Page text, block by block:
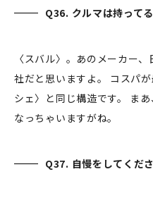
Q36. クルマは持って
〈スバル〉。あのメーカー
社だと思いますよ。 コスパ
シェ〉と同じ構造です。 ま
なっちゃいますがね。
Q37. 自慢をしてくだ